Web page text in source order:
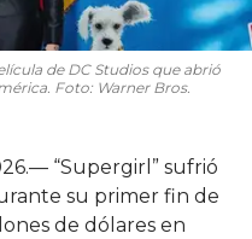
de DC Studios que abrió
Foto: Warner Bros.
“Supergirl” sufrió
su primer fin de
de dólares en